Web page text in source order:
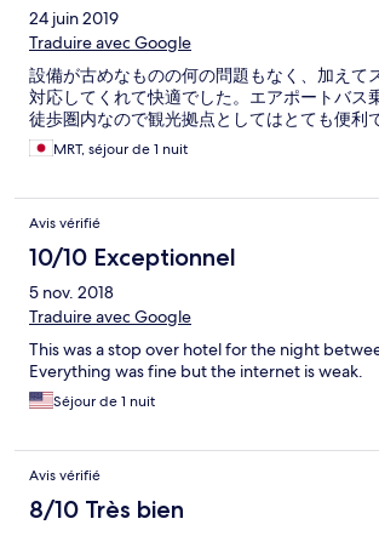
24 juin 2019
Traduire avec Google
設備が古めなものの何の問題もなく、加えて
対応してくれて快適でした。エアポートバス
徒歩圏内なので観光拠点としてはとても便利
MRT, séjour de 1 nuit
Avis vérifié
10/10 Exceptionnel
5 nov. 2018
Traduire avec Google
This was a stop over hotel for the night
Everything was fine but the internet is weak.
Séjour de 1 nuit
Avis vérifié
8/10 Très bien